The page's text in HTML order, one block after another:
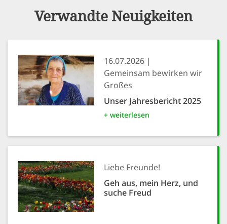
Verwandte Neuigkeiten
16.07.2026
Gemeinsam bewirken wir
Großes
Unser Jahresbericht 2025
+ weiterlesen
Liebe Freunde!
Geh aus, mein Herz, und
suche Freud